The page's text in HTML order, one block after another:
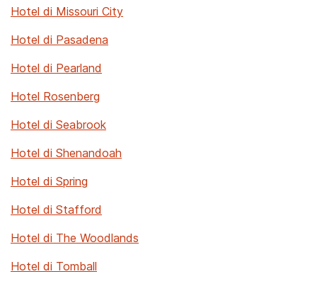
Hotel di Missouri City
Hotel di Pasadena
Hotel di Pearland
Hotel Rosenberg
Hotel di Seabrook
Hotel di Shenandoah
Hotel di Spring
Hotel di Stafford
Hotel di The Woodlands
Hotel di Tomball